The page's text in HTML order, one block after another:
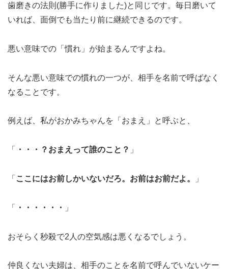
歯磨きの法則(勝手に作りました)と同じです。毎日磨いて
いれば、面倒でも当たり前に継続できるのです。
悪い意味での「慣れ」が始まるんですよね。
そんな悪い意味での慣れの一つが、相手を名前で呼ばなく
なることです。
例えば、私がおかみちゃんを「おまえ」と呼ぶと、
「 ・・・？おまえって誰のこと？ 」
「 ここにはお前しかいないだろ。お前はお前だよ。 」
「 ・・・・・・ 」
おそらく秒殺で2人の空気感は悪くなるでしょう。
仲良くない夫婦は、相手のことを名前で呼んでいないケー